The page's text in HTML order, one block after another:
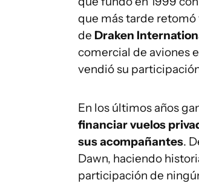
que más tarde
de Draken
comercial de aviones
vendió su
En los últimos años
financiar vuelos
sus acompañantes.
Dawn, haciendo
participación de